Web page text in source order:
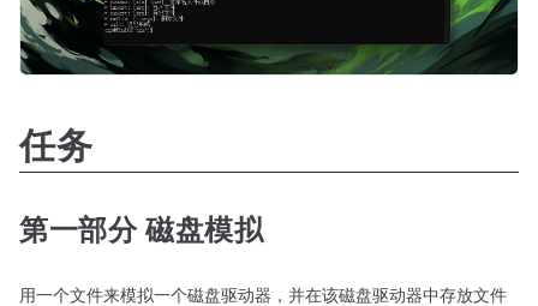
任务
第一部分 磁盘模拟
用一个文件来模拟一个磁盘驱动器，并在该磁盘驱动器中存放文件